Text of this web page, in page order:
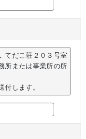
てだこ荘２０３号室
所または事業所の所
します。